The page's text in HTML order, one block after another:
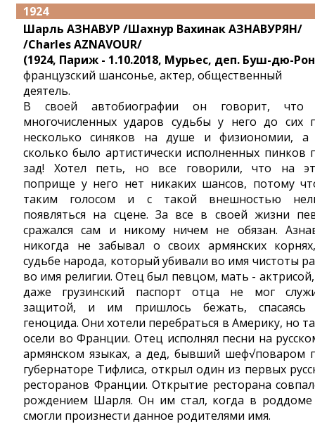
1924
Шарль АЗНАВУР /Шахнур Вахинак АЗНАВУРЯН/
/Charles AZNAVOUR/
(1924, Париж - 1.10.2018, Мурьес, деп. Буш-дю-
французский шансонье, актер, общественный
деятель.
В своей автобиографии он говорит, что
многочисленных ударов судьбы у него до сих
несколько синяков на душе и физиономии, а
сколько было артистически исполненных пинков
зад! Хотел петь, но все говорили, что на
поприще у него нет никаких шансов, потому
таким голосом и с такой внешностью
появляться на сцене. За все в своей жизни
сражался сам и никому ничем не обязан.
никогда не забывал о своих армянских
судьбе народа, который убивали во имя чистоты
во имя религии. Отец был певцом, мать -
даже грузинский паспорт отца не мог
защитой, и им пришлось бежать, спасаясь
геноцида. Они хотели перебраться в Америку, но
осели во Франции. Отец исполнял песни на
армянском языках, а дед, бывший шеф√поваром
губернаторе Тифлиса, открыл один из первых
ресторанов Франции. Открытие ресторана
рождением Шарля. Он им стал, когда в
смогли произнести данное родителями имя.